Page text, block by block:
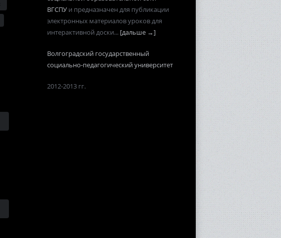
ВГСПУ и предназначен для публикации
электронных материалов уроков для
интерактивной доски... [дальше →]
Волгоградский государственный
социально-педагогический университет
2012-2013 гг.